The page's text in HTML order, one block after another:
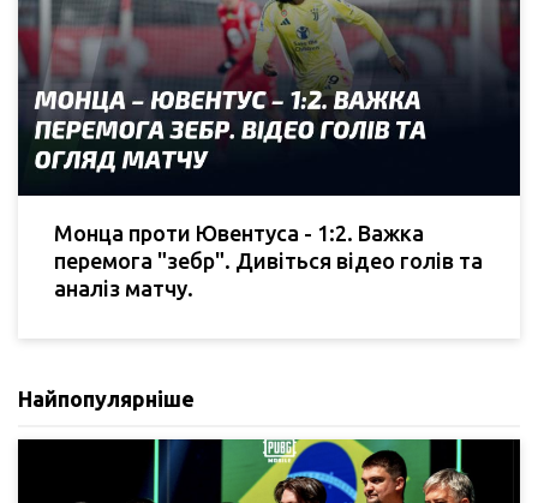
Монца проти Ювентуса - 1:2. Важка
перемога "зебр". Дивіться відео голів та
аналіз матчу.
Найпопулярніше